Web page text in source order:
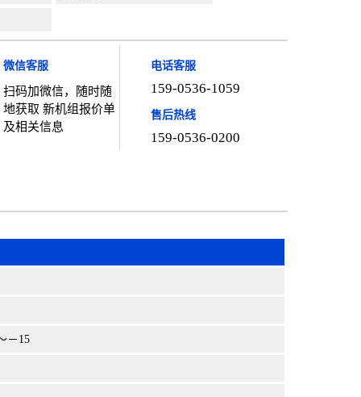
微信客服
扫码加微信，随时随
地获取 新机组报价单
及相关信息
电话客服
159-0536-1059
售后热线
159-0536-0200
－15